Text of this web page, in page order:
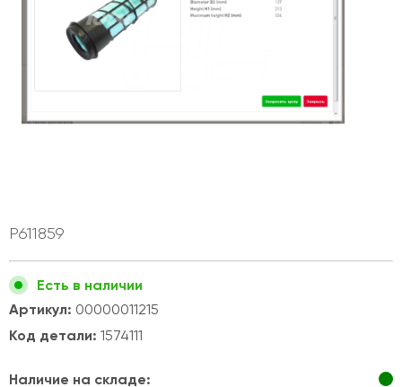
P611859
Есть в наличии
Артикул: 00000011215
Код детали: 1574111
Наличие на складе: